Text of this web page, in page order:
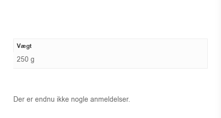
Vægt
250 g
Der er endnu ikke nogle anmeldelser.